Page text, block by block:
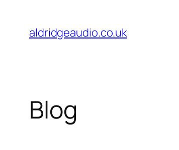
content
aldridgeaudio.co.uk
Blog